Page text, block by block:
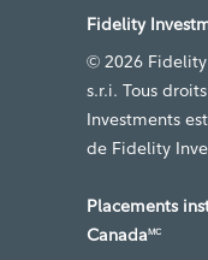
Fidelity
© 2026
s.r.i. Tous
Investments
de Fidelity
Placements
CanadaMC